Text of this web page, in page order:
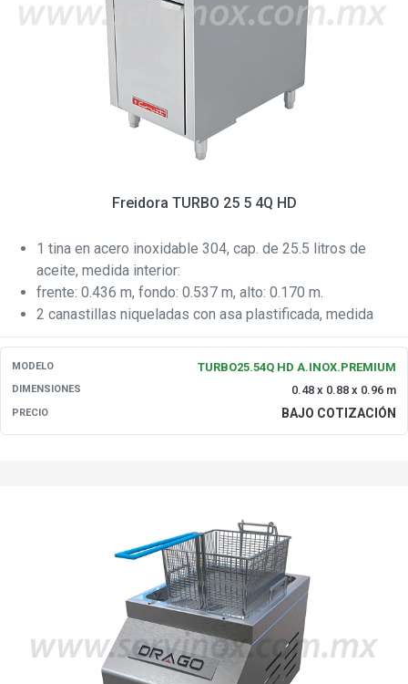
Freidora TURBO 25 5 4Q HD
1 tina en acero inoxidable 304, cap. de 25.5 litros de
aceite, medida interior:
frente: 0.436 m, fondo: 0.537 m, alto: 0.170 m.
2 canastillas niqueladas con asa plastificada, medida
MODELO TURBO25.54Q HD A.INOX.PREMIUM
DIMENSIONES 0.48 x 0.88 x 0.96 m
PRECIO BAJO COTIZACIÓN